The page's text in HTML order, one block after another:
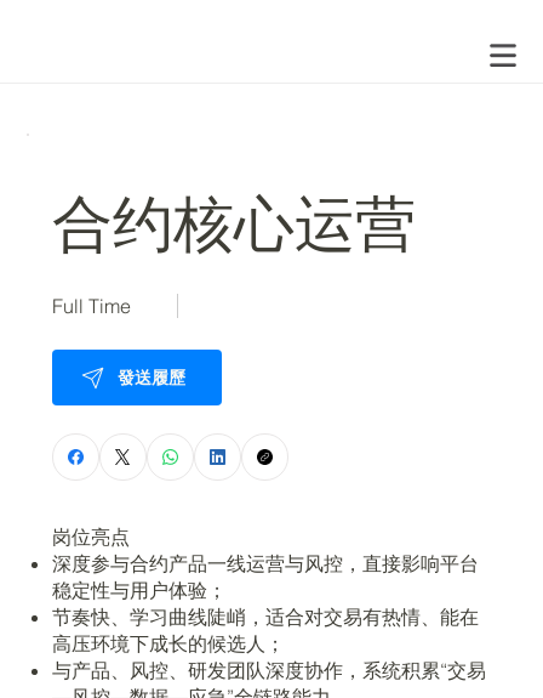
合约核心运营
Full Time
發送履歷
岗位亮点
深度参与合约产品一线运营与风控，直接影响平台
稳定性与用户体验；
节奏快、学习曲线陡峭，适合对交易有热情、能在
高压环境下成长的候选人；
与产品、风控、研发团队深度协作，系统积累“交易